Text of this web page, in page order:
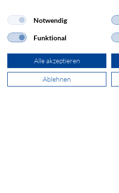
SECOMP
8303
Notwendig
Funktional
Alle akzeptieren
Ablehnen